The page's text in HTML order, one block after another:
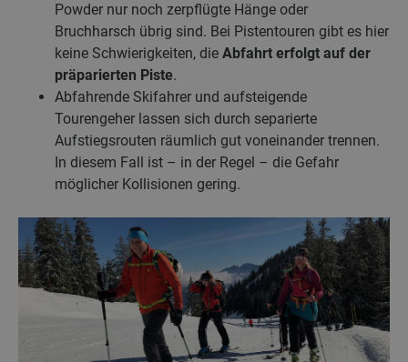
Powder nur noch zerpflügte Hänge oder
Bruchharsch übrig sind. Bei Pistentouren gibt es hier
keine Schwierigkeiten, die Abfahrt erfolgt auf der
präparierten Piste.
Abfahrende Skifahrer und aufsteigende
Tourengeher lassen sich durch separierte
Aufstiegsrouten räumlich gut voneinander trennen.
In diesem Fall ist – in der Regel – die Gefahr
möglicher Kollisionen gering.